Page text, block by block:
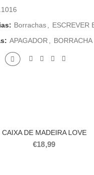
Borrachas, ESCREVER
APAGADOR , BORRACHA
CAIXA DE MADEIRA LOVE
€18,99